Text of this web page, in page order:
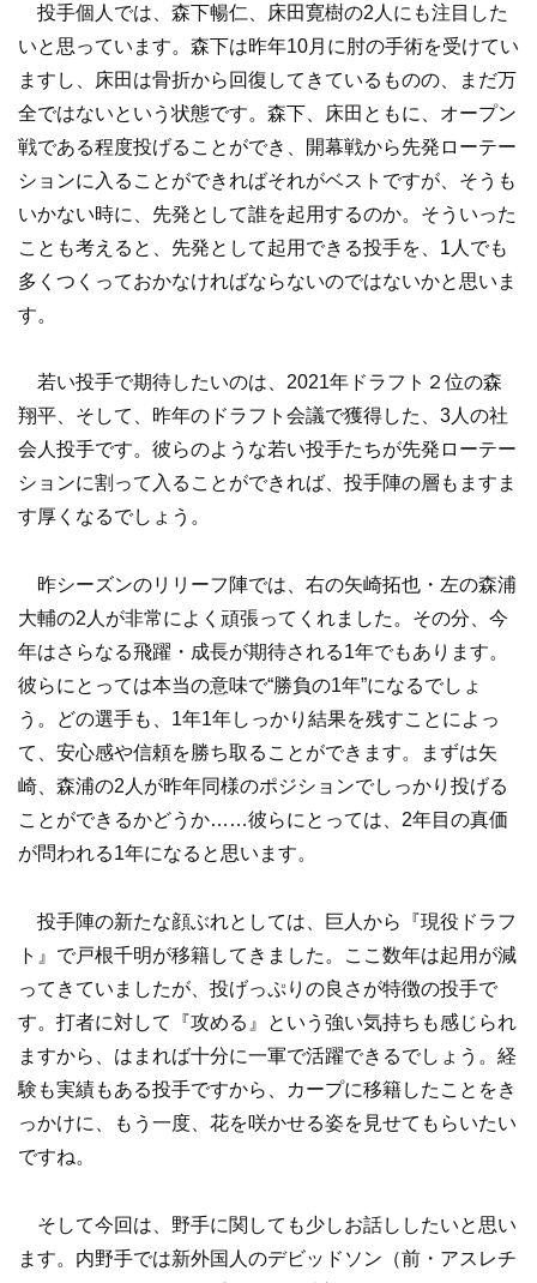
投手個人では、森下暢仁、床田寛樹の2人にも注目した
いと思っています。森下は昨年10月に肘の手術を受けてい
ますし、床田は骨折から回復してきているものの、まだ万
全ではないという状態です。森下、床田ともに、オープン
戦である程度投げることができ、開幕戦から先発ローテー
ションに入ることができればそれがベストですが、そうも
いかない時に、先発として誰を起用するのか。そういった
ことも考えると、先発として起用できる投手を、1人でも
多くつくっておかなければならないのではないかと思いま
す。
若い投手で期待したいのは、2021年ドラフト２位の森
翔平、そして、昨年のドラフト会議で獲得した、3人の社
会人投手です。彼らのような若い投手たちが先発ローテー
ションに割って入ることができれば、投手陣の層もますま
す厚くなるでしょう。
昨シーズンのリリーフ陣では、右の矢崎拓也・左の森浦
大輔の2人が非常によく頑張ってくれました。その分、今
年はさらなる飛躍・成長が期待される1年でもあります。
彼らにとっては本当の意味で“勝負の1年”になるでしょ
う。どの選手も、1年1年しっかり結果を残すことによっ
て、安心感や信頼を勝ち取ることができます。まずは矢
崎、森浦の2人が昨年同様のポジションでしっかり投げる
ことができるかどうか……彼らにとっては、2年目の真価
が問われる1年になると思います。
投手陣の新たな顔ぶれとしては、巨人から『現役ドラフ
ト』で戸根千明が移籍してきました。ここ数年は起用が減
ってきていましたが、投げっぷりの良さが特徴の投手で
す。打者に対して『攻める』という強い気持ちも感じられ
ますから、はまれば十分に一軍で活躍できるでしょう。経
験も実績もある投手ですから、カープに移籍したことをき
っかけに、もう一度、花を咲かせる姿を見せてもらいたい
ですね。
そして今回は、野手に関しても少しお話ししたいと思い
ます。内野手では新外国人のデビッドソン（前・アスレチ